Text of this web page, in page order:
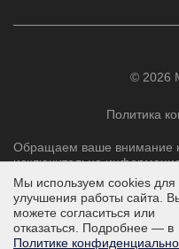
© 2026
Политика
Обращаем ваше внимание
исключительно
ни при каких условиях не
определяемой
кодекса РФ.
Мы используем cookies для
улучшения работы сайта.
можете согласиться или
отказаться. Подробнее — в
Политике